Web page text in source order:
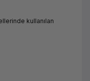
kullanılan